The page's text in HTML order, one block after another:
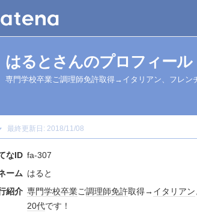
はるとさんのプロフィール
専門学校卒業ご調理師免許取得→イタリアン、フレン
最終更新日: 2018/11/08
なID fa-307
ーム はると
紹介 専門学校卒業ご調理師免許取得→ イタリアン
20代です！